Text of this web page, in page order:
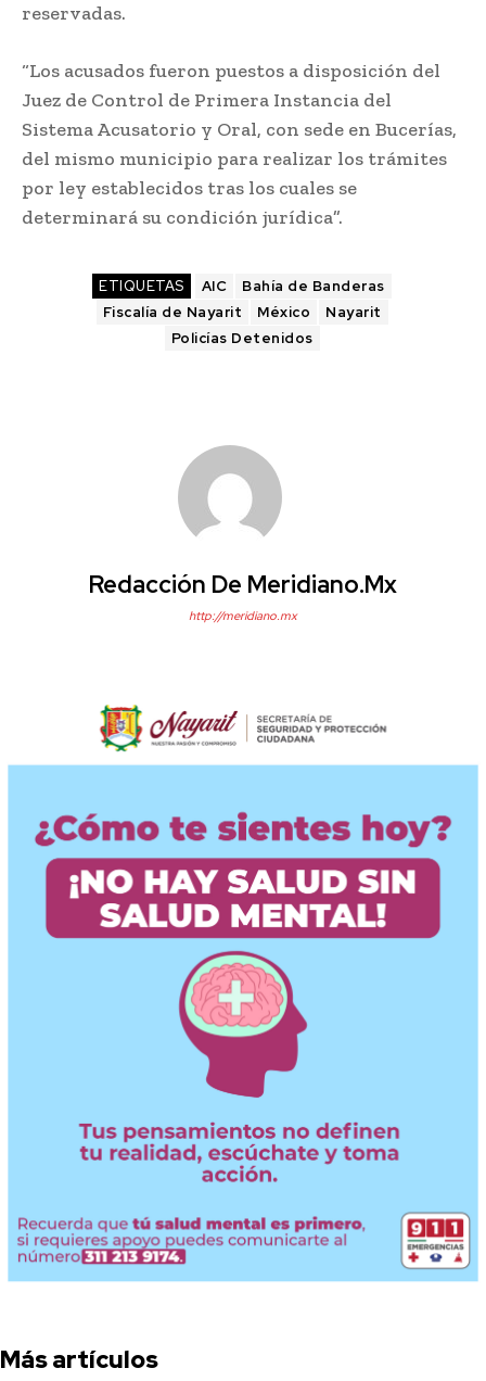
reservadas.
“Los acusados fueron puestos a disposición del
Juez de Control de Primera Instancia del
Sistema Acusatorio y Oral, con sede en Bucerías,
del mismo municipio para realizar los trámites
por ley establecidos tras los cuales se
determinará su condición jurídica”.
ETIQUETAS AIC
Bahía de Banderas
Fiscalía de Nayarit
México
Nayarit
Policías Detenidos
Redacción De Meridiano.mx
http://meridiano.mx
Más artículos